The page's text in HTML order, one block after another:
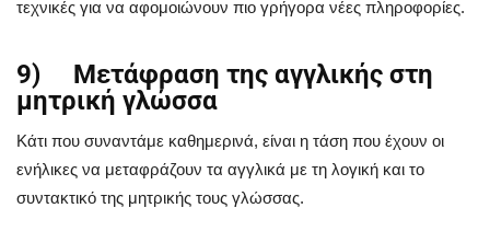
τεχνικές για να αφομοιώνουν πιο γρήγορα νέες πληροφορίες.
9) Μετάφραση της αγγλικής στη
μητρική γλώσσα
Κάτι που συναντάμε καθημερινά, είναι η τάση που έχουν οι
ενήλικες να μεταφράζουν τα αγγλικά με τη λογική και το
συντακτικό της μητρικής τους γλώσσας.